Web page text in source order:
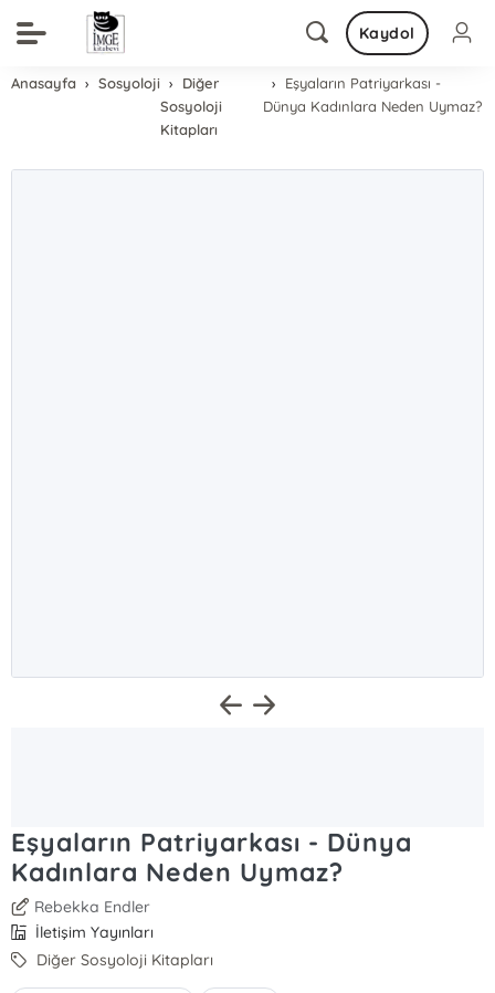
Kaydol
Anasayfa Sosyoloji
Diğer
Sosyoloji
Kitapları
Eşyaların Patriyarkası -
Dünya Kadınlara Neden Uymaz?
Eşyaların Patriyarkası - Dünya
Kadınlara Neden Uymaz?
Rebekka Endler
İletişim Yayınları
Diğer Sosyoloji Kitapları